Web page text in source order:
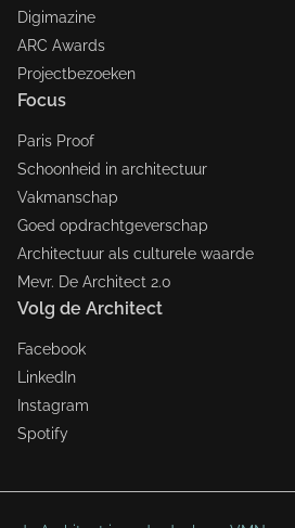
Digimazine
ARC Awards
Projectbezoeken
Focus
Paris Proof
Schoonheid in architectuur
Vakmanschap
Goed opdrachtgeverschap
Architectuur als culturele waarde
Mevr. De Architect 2.0
Volg de Architect
Facebook
LinkedIn
Instagram
Spotify